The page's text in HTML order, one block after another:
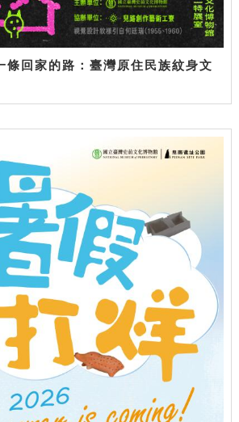
條回家的路：臺灣原住民族紋身文